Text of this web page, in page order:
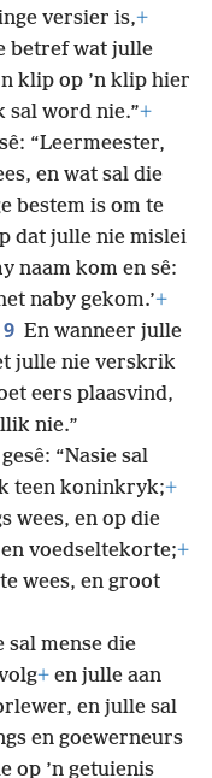
versier is,+
betref wat julle
klip op ’n klip hier
sal word nie.”+
“Leermeester,
en wat sal die
bestem is om te
dat julle nie mislei
naam kom en sê:
naby gekom.’+
9 En wanneer julle
julle nie verskrik
eers plaasvind,
nie.”
“Nasie sal
teen koninkryk;+
wees, en op die
voedseltekorte;+
wees, en groot
sal mense die
+ en julle aan
en julle sal
en goewerneurs
op ’n getuienis